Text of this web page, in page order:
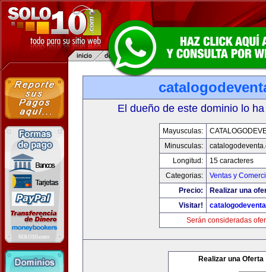
El dueño de este dominio lo
Mayusculas:
Minusculas:
Longitud:
15 caracteres
Categorias:
Ventas y
Precio:
Realizar una
Visitar!
Serán consideradas
Realizar una Oferta